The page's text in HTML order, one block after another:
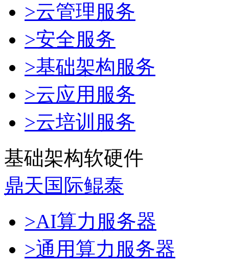
>云管理服务
>安全服务
>基础架构服务
>云应用服务
>云培训服务
基础架构软硬件
鼎天国际鲲泰
>AI算力服务器
>通用算力服务器